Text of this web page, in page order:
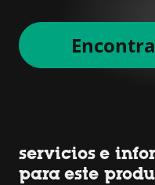
servicios e
para este